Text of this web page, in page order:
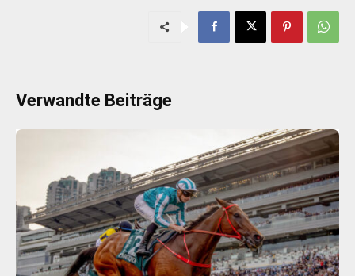
Verwandte Beiträge